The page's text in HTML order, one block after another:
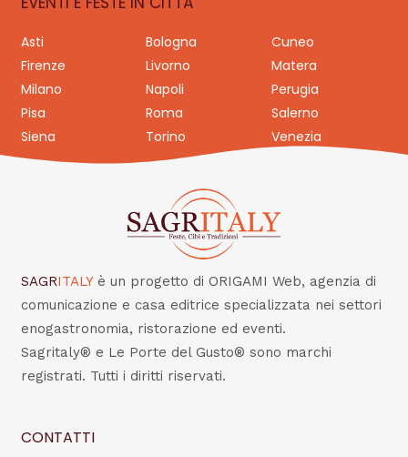
Asti Bologna
Cuneo
Firenze
Livorno
Matera
Milano
Napoli
Perugia
Pisa
Roma
Salerno
Siena
Torino Venezia
SAGRITALY è un progetto di ORIGAMI Web, agenzia di
comunicazione e casa editrice specializzata nei settori
enogastronomia, ristorazione ed eventi.
Sagritaly® e Le Porte del Gusto® sono marchi
registrati. Tutti i diritti riservati.
CONTATTI